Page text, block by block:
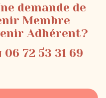
demande de
Membre
Adhérent?
72 53 31 69